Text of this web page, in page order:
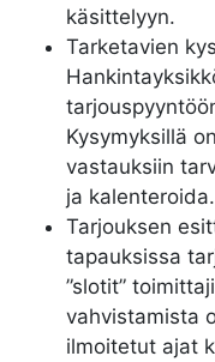
käsittelyyn.
Tarketavien
Kysymyksillä
vastauksiin
ja kalenteroida.
Tarjouksen
tapauksissa
”slotit”
vahvistamista
ilmoitetut ajat